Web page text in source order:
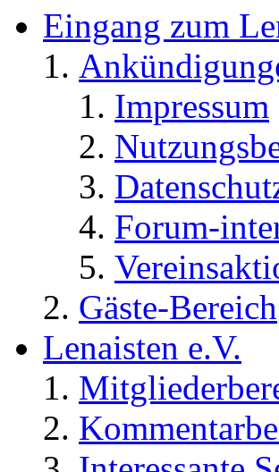
Eingang zum
Impressum
Forum-
Gäste-Bereich
Lenaisten e.V.